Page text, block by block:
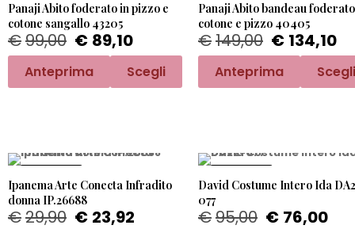
Panaji Abito foderato in pizzo e
cotone sangallo 43205
€99,00 € 89,10
Anteprima Scegli
Panaji Abito bandeau
cotone e pizzo 40405
€149,00 € 134,10
Anteprima Scegli
Ipanema Arte Conecta Infradito
donna IP.26688
€29,90 € 23,92
David Costume Intero Ida
077
€95,00 € 76,00